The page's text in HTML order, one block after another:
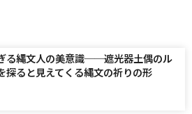
る縄文人の美意識──遮光器土偶のル
探ると見えてくる縄文の祈りの形